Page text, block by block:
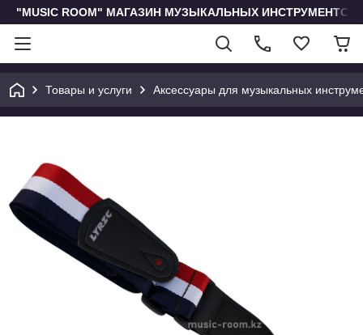
"MUSIC ROOM" МАГАЗИН МУЗЫКАЛЬНЫХ
Товары и услуги Аксессуары для музыкальных